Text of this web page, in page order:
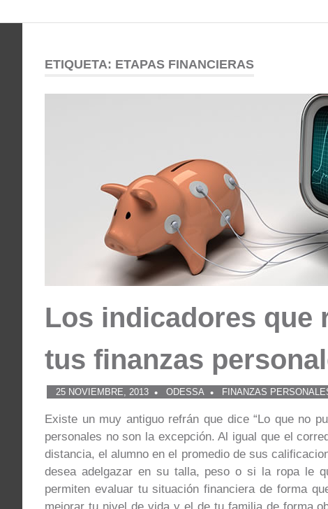
contenido
Comunidad
ODESSA
ETIQUETA: ETAPAS FINANCIERAS
Los indicadores que
tus finanzas
25 NOVIEMBRE, 2013 ODESSA FINANZAS
Existe un muy antiguo refrán que dice “Lo que no
personales no son la excepción. Al igual que el
distancia, el alumno en el promedio de sus
desea adelgazar en su talla, peso o si la ropa le
permiten evaluar tu situación financiera de forma
mejorar tu nivel de vida y el de tu familia de forma